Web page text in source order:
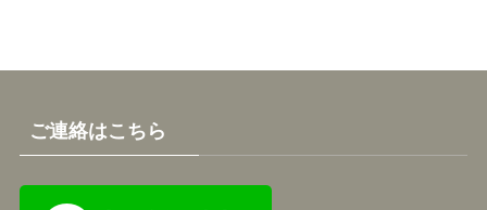
ご連絡はこちら